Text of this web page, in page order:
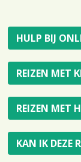
HULP BIJ
REIZEN MET
REIZEN MET
KAN IK DEZE